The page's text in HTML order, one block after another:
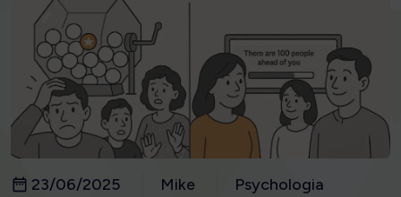
23/06/2025 Mike Psychologia